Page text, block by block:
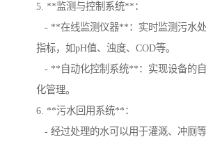
5. **监测与控制系统**：
- **在线监测仪器**：实时监测污水
指标，如pH值、浊度、COD等。
- **自动化控制系统**：实现设备的
化管理。
6. **污水回用系统**：
- 经过处理的水可以用于灌溉、冲厕等